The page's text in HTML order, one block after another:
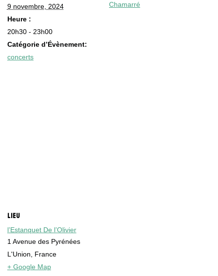
9 novembre, 2024
Heure :
20h30 - 23h00
Catégorie d’Évènement:
concerts
Chamarré
LIEU
l’Estanquet De l’Olivier
1 Avenue des Pyrénées
L'Union, France
+ Google Map